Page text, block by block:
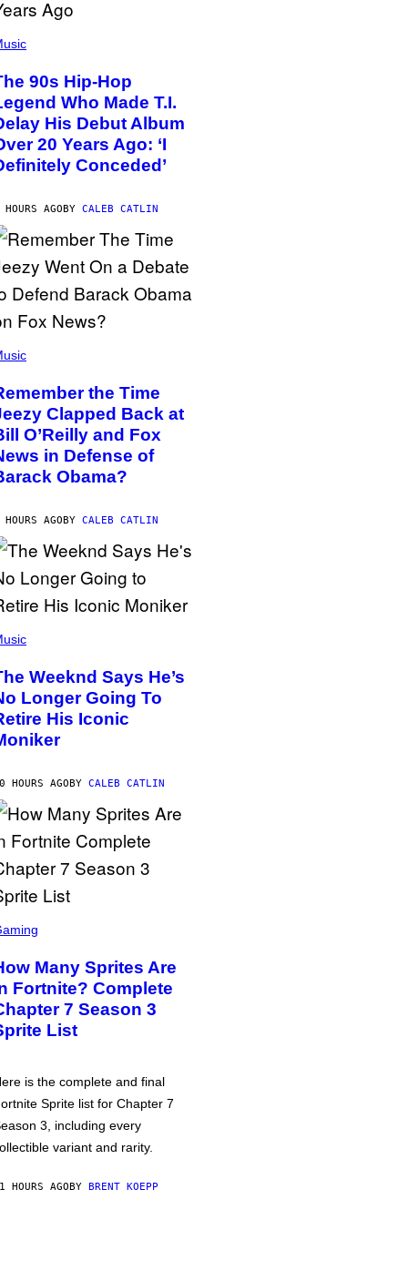
90s Hip-Hop
Who Made T.I.
His Debut Album
20 Years Ago: ‘I
Conceded’
AGOBY CALEB CATLIN
the Time
Clapped Back at
O’Reilly and Fox
in Defense of
Obama?
AGOBY CALEB CATLIN
Weeknd Says He’s
Longer Going To
His Iconic
HOURS AGOBY CALEB CATLIN
Many Sprites Are
Fortnite? Complete
7 Season 3
List
is the complete and final
Sprite list for Chapter 7
3, including every
variant and rarity.
HOURS AGOBY BRENT KOEPP